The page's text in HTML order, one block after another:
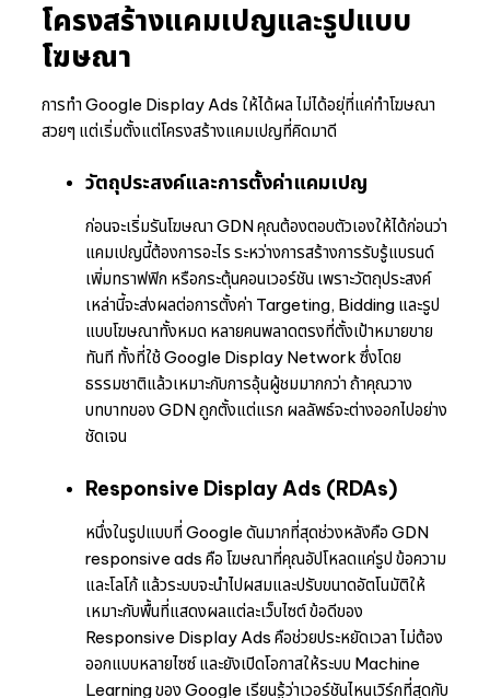
โครงสร้างแคมเปญและรูปแบบ
โฆษณา
การทำ Google Display Ads ให้ได้ผล ไม่ได้อยุ่ที่แค่ทำโฆษณา
สวยๆ แต่เริ่มตั้งแต่โครงสร้างแคมเปญที่คิดมาดี
วัตถุประสงค์และการตั้งค่าแคมเปญ
ก่อนจะเริ่มรันโฆษณา GDN คุณต้องตอบตัวเองให้ได้ก่อนว่า
แคมเปญนี้ต้องการอะไร ระหว่างการสร้างการรับรู้แบรนด์
เพิ่มทราฟฟิก หรือกระตุ้นคอนเวอร์ชัน เพราะวัตถุประสงค์
เหล่านี้จะส่งผลต่อการตั้งค่า Targeting, Bidding และรูป
แบบโฆษณาทั้งหมด หลายคนพลาดตรงที่ตั้งเป้าหมายขาย
ทันที ทั้งที่ใช้ Google Display Network ซึ่งโดย
ธรรมชาติแล้วเหมาะกับการอุ้นผู้ชมมากกว่า ถ้าคุณวาง
บทบาทของ GDN ถูกตั้งแต่แรก ผลลัพธ์จะต่างออกไปอย่าง
ชัดเจน
Responsive Display Ads (RDAs)
หนึ่งในรูปแบบที่ Google ดันมากที่สุดช่วงหลังคือ GDN
responsive ads คือ โฆษณาที่คุณอัปโหลดแค่รูป ข้อความ
และโลโก้ แล้วระบบจะนำไปผสมและปรับขนาดอัตโนมัติให้
เหมาะกับพื้นที่แสดงผลแต่ละเว็บไซต์ ข้อดีของ
Responsive Display Ads คือช่วยประหยัดเวลา ไม่ต้อง
ออกแบบหลายไซซ์ และยังเปิดโอกาสให้ระบบ Machine
Learning ของ Google เรียนรู้ว่าเวอร์ชันไหนเวิร์กที่สุดกับ